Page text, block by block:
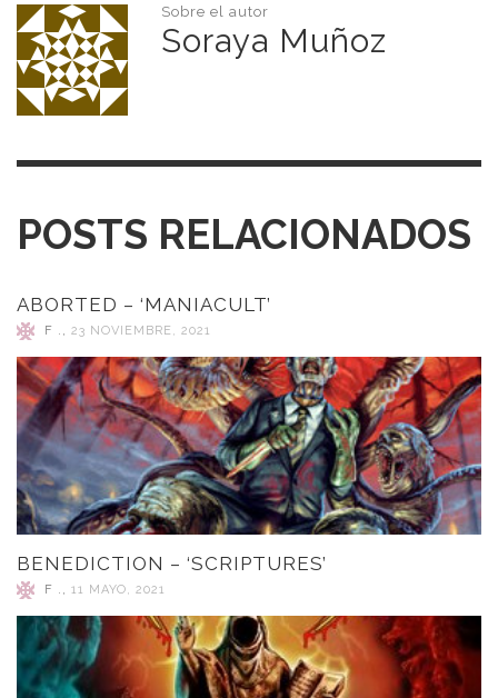
Sobre el autor
Soraya Muñoz
POSTS RELACIONADOS
ABORTED – ‘MANIACULT’
F . , 23 NOVIEMBRE, 2021
BENEDICTION – ‘SCRIPTURES’
F . , 11 MAYO, 2021